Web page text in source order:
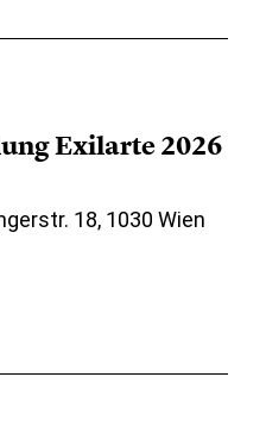
Exilarte 2026
18, 1030 Wien